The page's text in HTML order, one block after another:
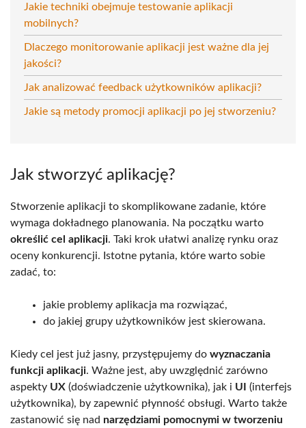
Jakie techniki obejmuje testowanie aplikacji
mobilnych?
Dlaczego monitorowanie aplikacji jest ważne dla jej
jakości?
Jak analizować feedback użytkowników aplikacji?
Jakie są metody promocji aplikacji po jej stworzeniu?
Jak stworzyć aplikację?
Stworzenie aplikacji to skomplikowane zadanie, które
wymaga dokładnego planowania. Na początku warto
określić cel aplikacji. Taki krok ułatwi analizę rynku oraz
oceny konkurencji. Istotne pytania, które warto sobie
zadać, to:
jakie problemy aplikacja ma rozwiązać,
do jakiej grupy użytkowników jest skierowana.
Kiedy cel jest już jasny, przystępujemy do wyznaczania
funkcji aplikacji. Ważne jest, aby uwzględnić zarówno
aspekty UX (doświadczenie użytkownika), jak i UI
(interfejs
użytkownika), by zapewnić płynność obsługi. Warto także
zastanowić się nad narzędziami pomocnymi w tworzeniu